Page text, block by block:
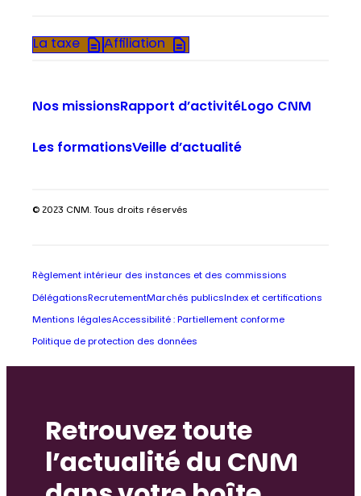
La taxe Affiliation
Nos missionsRapport d’activitéLogo CNM
Les formationsVeille d’actualité
© 2023 CNM. Tous droits réservés
Règlement intérieur des instances et des commissions
Délégations RecrutementMarchés publics Index et certifications
Mentions légalesAccessibilité : Partiellement conforme
Politique de protection des données
Retrouvez toute
l’actualité du CNM